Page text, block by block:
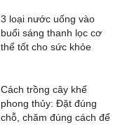
3 loại nước uống vào
buổi sáng thanh lọc cơ
thể tốt cho sức khỏe
Cách trồng cây khế
phong thủy: Đặt đúng
chỗ, chăm đúng cách để